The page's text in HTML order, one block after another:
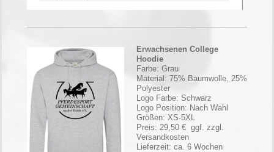
Erwachsenen College
Hoodie
Farbe: Grau
Material: 75% Baumwolle, 25%
Polyester
Logo Farbe: Schwarz
Logo Position: Nach Wahl
Größen: XS-5XL
Preis: 29,50 € ggf. zzgl.
Versandkosten
Lieferzeit: ca. 6 Wochen